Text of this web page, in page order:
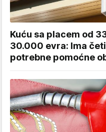
Kuću sa placem od
30.000 evra: Ima
potrebne pomoćne